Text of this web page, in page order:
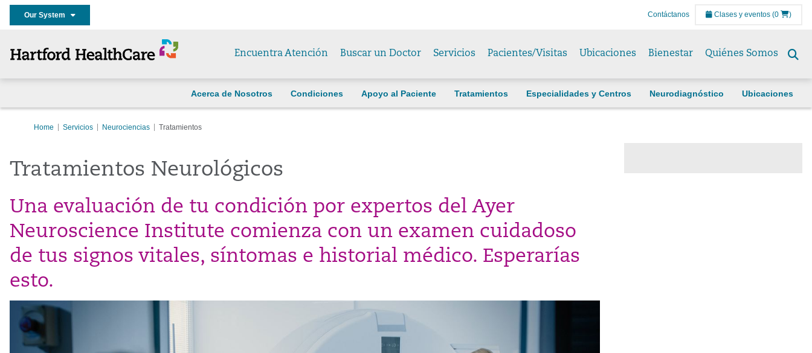
Our System Contáctanos Clases y eventos (0 )
Encuentra Atención Buscar un Doctor Servicios Pacientes/Visitas Ubicaciones Bienestar Quiénes Somos
Acerca de Nosotros Condiciones Apoyo al Paciente Tratamientos Especialidades y Centros Neurodiagnóstico Ubicaciones
Home Servicios Neurociencias Tratamientos
Tratamientos Neurológicos
Una evaluación de tu condición por expertos del Ayer
Neuroscience Institute comienza con un examen cuidadoso
de tus signos vitales, síntomas e historial médico. Esperarías
esto.